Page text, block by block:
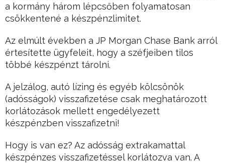
a kormány három lépcsőben folyamatosan
csökkentené a készpénzlimitet.
Az elmúlt években a JP Morgan Chase Bank arról
értesítette ügyfeleit, hogy a széfjeiben tilos
többé készpénzt tárolni.
A jelzálog, autó lízing és egyéb kölcsönök
(adósságok) visszafizetése csak meghatározott
korlátozások mellett engedélyezett
készpénzben visszafizetni!
Hogy is van ez? Az adósság extrakamattal
készpénzes visszafizetéssel korlátozva van. A